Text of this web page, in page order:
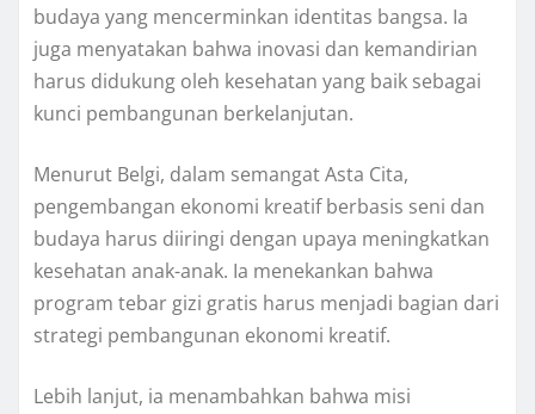
budaya yang mencerminkan identitas bangsa. Ia
juga menyatakan bahwa inovasi dan kemandirian
harus didukung oleh kesehatan yang baik sebagai
kunci pembangunan berkelanjutan.
Menurut Belgi, dalam semangat Asta Cita,
pengembangan ekonomi kreatif berbasis seni dan
budaya harus diiringi dengan upaya meningkatkan
kesehatan anak-anak. Ia menekankan bahwa
program tebar gizi gratis harus menjadi bagian dari
strategi pembangunan ekonomi kreatif.
Lebih lanjut, ia menambahkan bahwa misi